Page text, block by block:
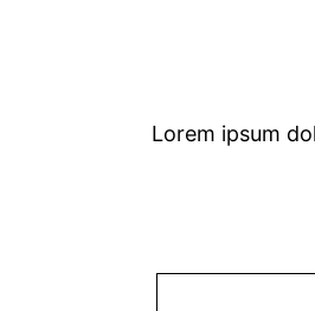
Lorem ipsum